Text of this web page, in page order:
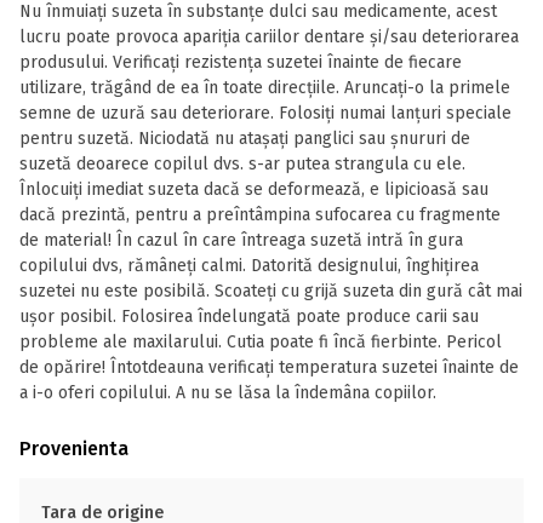
Nu înmuiați suzeta în substanțe dulci sau medicamente, acest
lucru poate provoca apariția cariilor dentare și/sau deteriorarea
produsului. Verificați rezistența suzetei înainte de fiecare
utilizare, trăgând de ea în toate direcțiile. Aruncați-o la primele
semne de uzură sau deteriorare. Folosiți numai lanțuri speciale
pentru suzetă. Niciodată nu atașați panglici sau șnururi de
suzetă deoarece copilul dvs. s-ar putea strangula cu ele.
Înlocuiți imediat suzeta dacă se deformează, e lipicioasă sau
dacă prezintă, pentru a preîntâmpina sufocarea cu fragmente
de material! În cazul în care întreaga suzetă intră în gura
copilului dvs, rămâneți calmi. Datorită designului, înghițirea
suzetei nu este posibilă. Scoateți cu grijă suzeta din gură cât mai
ușor posibil. Folosirea îndelungată poate produce carii sau
probleme ale maxilarului. Cutia poate fi încă fierbinte. Pericol
de opărire! Întotdeauna verificați temperatura suzetei înainte de
a i-o oferi copilului. A nu se lăsa la îndemâna copiilor.
Provenienta
Tara de origine